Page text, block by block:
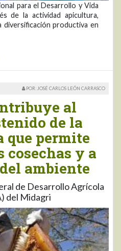
para el Desarrollo y Vida
de la actividad apicultura,
diversificación productiva en
POR: JOSÉ CARLOS LEÓN CARRASCO
al
de la
permite
cosechas y a
ambiente
de Desarrollo Agrícola
del Midagri